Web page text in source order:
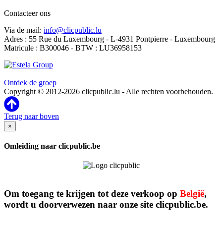
Contacteer ons
Via de mail: info@clicpublic.lu
Adres : 55 Rue du Luxembourg - L-4931 Pontpierre - Luxembourg
Matricule : B300046 - BTW : LU36958153
Ontdek de groep
Copyright © 2012-2026 clicpublic.lu - Alle rechten voorbehouden.
Terug naar boven
×
Omleiding naar clicpublic.be
Om toegang te krijgen tot deze verkoop op België,
wordt u doorverwezen naar onze site clicpublic.be.